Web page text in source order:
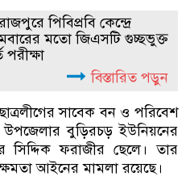
পিবিপ্রবি কেন্দ্রে
মতো জিএসটি গুচ্ছভুক্ত
পরীক্ষা
বিস্তারিত পড়ুন
সাবেক বন ও পরিবেশ
বুড়িরচড় ইউনিয়নের
ফরাজীর ছেলে। তার
আইনের মামলা রয়েছে।